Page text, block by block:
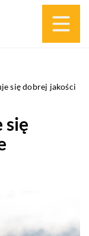
się dobrej jakości
się